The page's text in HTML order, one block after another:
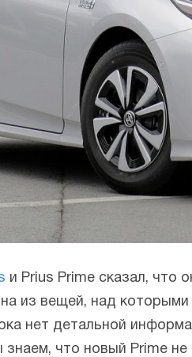
и Prius Prime сказал, что
из вещей, над
нет детальной
что новый Prime